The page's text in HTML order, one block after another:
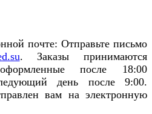
почте: Отправьте письмо
. Заказы принимаются
после 18:00
день после 9:00.
вам на электронную